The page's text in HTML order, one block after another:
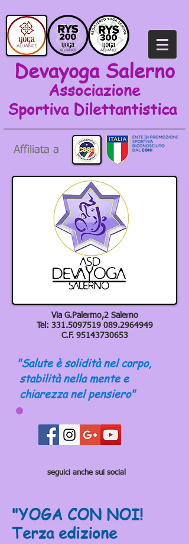
Devayoga Salerno
Associazione
Sportiva Dilettantistica
Affiliata a
Via G.Palermo,2 Salerno
Tel: 331.5097519 089.2964949
C.F. 95143730653
"Salute è solidità nel corpo,
stabilità nella mente e
chiarezza nel pensiero"
seguici anche sui social
"YOGA CON NOI!
Terza edizione